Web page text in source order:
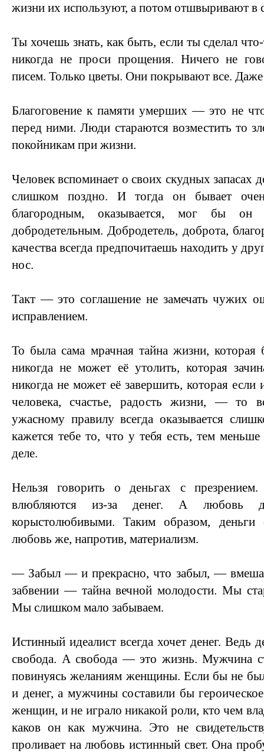
жизни их используют, а потом отшвыривают в
Ты хочешь знать, как быть, если ты сделал
никогда не проси прощения. Ничего не
писем. Только цветы. Они покрывают все.
Благоговение к памяти умерших — это не
перед ними. Люди стараются возместить то
покойникам при жизни.
Человек вспоминает о своих скудных запасах
слишком поздно. И тогда он бывает
благородным, оказывается, мог бы
добродетельным. Добродетель, доброта,
качества всегда предпочитаешь находить у
нос.
Такт — это соглашение не замечать чужих
исправлением.
То была сама мрачная тайна жизни,
никогда не может её утолить, которая
никогда не может её завершить, которая
человека, счастье, радость жизни, — то
ужасному правилу всегда оказывается
кажется тебе то, что у тебя есть, тем
деле.
Нельзя говорить о деньгах с
влюбляются из-за денег. А любовь
корыстолюбивыми. Таким образом,
любовь же, напротив, материализм.
— Забыл — и прекрасно, что забыл, —
забвении — тайна вечной молодости. Мы
Мы слишком мало забываем.
Истинный идеалист всегда хочет денег. Ведь
свобода. А свобода — это жизнь. Мужчина
повинуясь желаниям женщины. Если бы не
и денег, а мужчины составили бы
женщин, и не играло никакой роли, кто чем
каков он как мужчина. Это не
проливает на любовь истинный свет. Она